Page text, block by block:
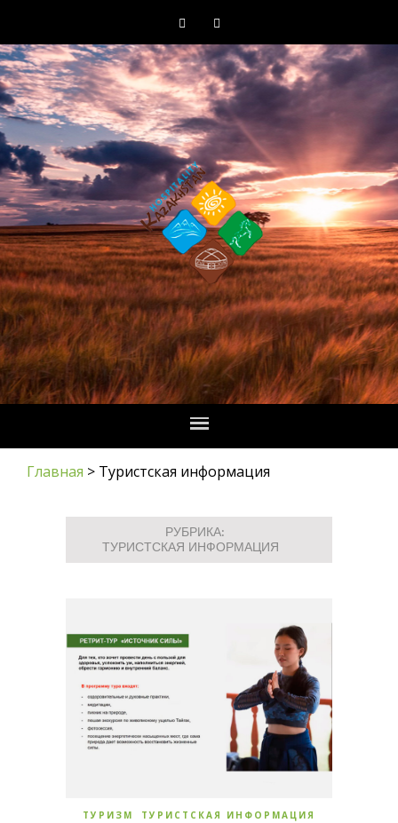
Главная > Туристская информация
РУБРИКА:
ТУРИСТСКАЯ ИНФОРМАЦИЯ
ТУРИЗМ ТУРИСТСКАЯ ИНФОРМАЦИЯ